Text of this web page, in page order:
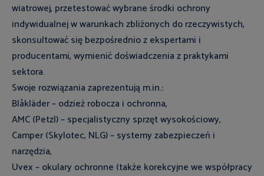
wiatrowej, przetestować wybrane środki ochrony
indywidualnej w warunkach zbliżonych do rzeczywistych,
skonsultować się bezpośrednio z ekspertami i
producentami, wymienić doświadczenia z praktykami
sektora.
Swoje rozwiązania zaprezentują m.in.:
Blåkläder – odzież robocza i ochronna,
AMC (Petzl) – specjalistyczny sprzęt wysokościowy,
Camper (Skylotec, NLG) – systemy zabezpieczeń i
narzędzia,
Uvex – okulary ochronne (także korekcyjne we współpracy